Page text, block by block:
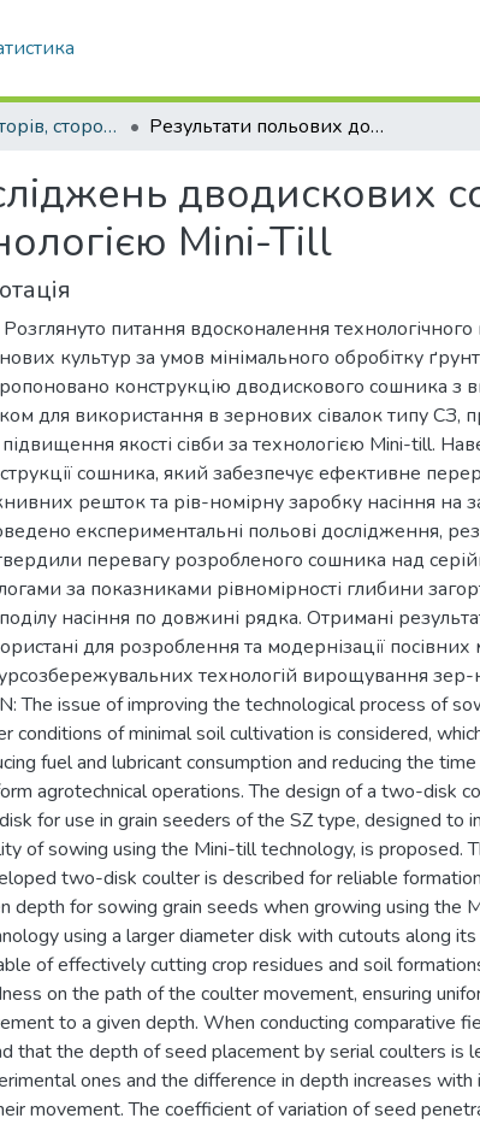
Публікації авторів, сторонніх університету Результати польових досліджень дводискових сошників для сівби зернових культур за технологією Mini-Till
дводискових
Mini-Till
питання вдосконалення технологічного
культур за умов мінімального обробітку
конструкцію дводискового сошника з
для використання в зернових сівалок типу СЗ,
якості сівби за технологією Mini-till.
сошника, який забезпечує ефективне
решток та рів-номірну заробку насіння на
експериментальні польові дослідження,
перевагу розробленого сошника над
за показниками рівномірності глибини
насіння по довжині рядка. Отримані
для розроблення та модернізації
технологій вирощування зер-
The issue of improving the technological process of
conditions of minimal soil cultivation is considered,
fuel and lubricant consumption and reducing the
agrotechnical operations. The design of a two-disk
for use in grain seeders of the SZ type, designed to
of sowing using the Mini-till technology, is proposed.
two-disk coulter is described for reliable
depth for sowing grain seeds when growing using the
using a larger diameter disk with cutouts along its
of effectively cutting crop residues and soil
on the path of the coulter movement, ensuring
to a given depth. When conducting comparative
that the depth of seed placement by serial coulters is
ones and the difference in depth increases with
movement. The coefficient of variation of seed